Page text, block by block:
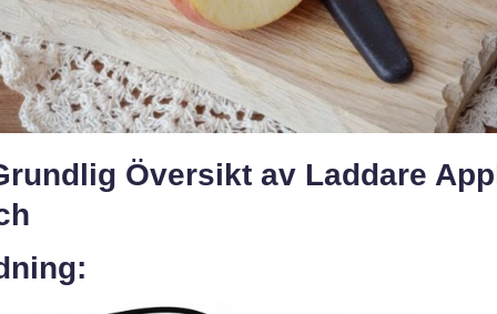
Översikt av Laddare